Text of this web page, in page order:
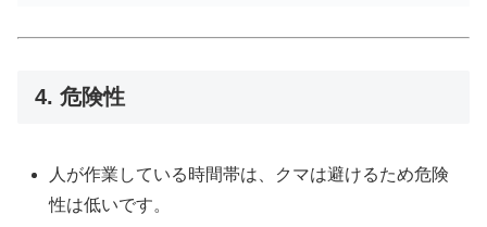
4. 危険性
人が作業している時間帯は、クマは避けるため危険
性は低いです。